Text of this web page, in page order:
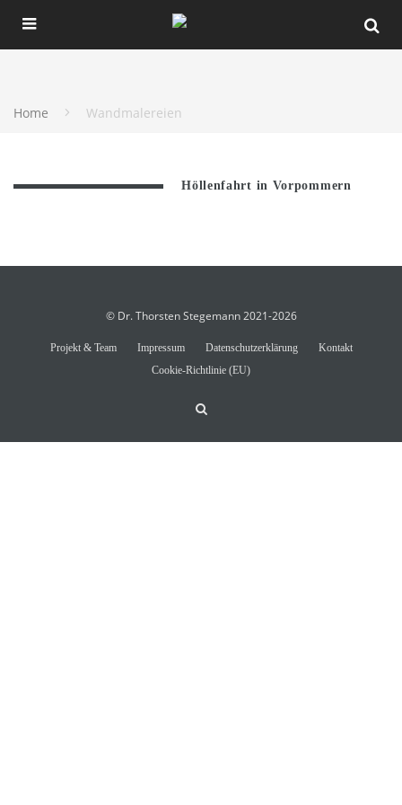
Home Wandmalereien
Höllenfahrt in Vorpommern
© Dr. Thorsten Stegemann 2021-2026
Projekt & Team Impressum Datenschutzerklärung
Kontakt
Cookie-Richtlinie (EU)